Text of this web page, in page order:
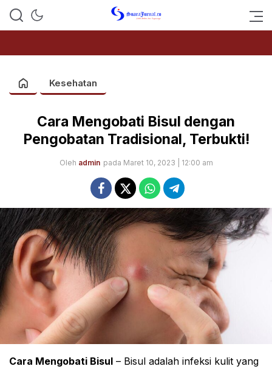
SUARAJURNAL.CO
Kesehatan
Cara Mengobati Bisul dengan
Pengobatan Tradisional, Terbukti!
Oleh admin pada Maret 10, 2023 | 12:00 am
Cara Mengobati Bisul – Bisul adalah infeksi kulit yang